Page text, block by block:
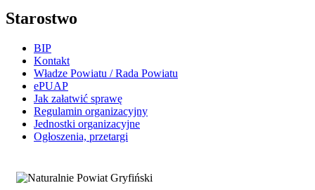
Starostwo
BIP
Kontakt
Władze Powiatu / Rada Powiatu
ePUAP
Jak załatwić sprawę
Regulamin organizacyjny
Jednostki organizacyjne
Ogłoszenia, przetargi